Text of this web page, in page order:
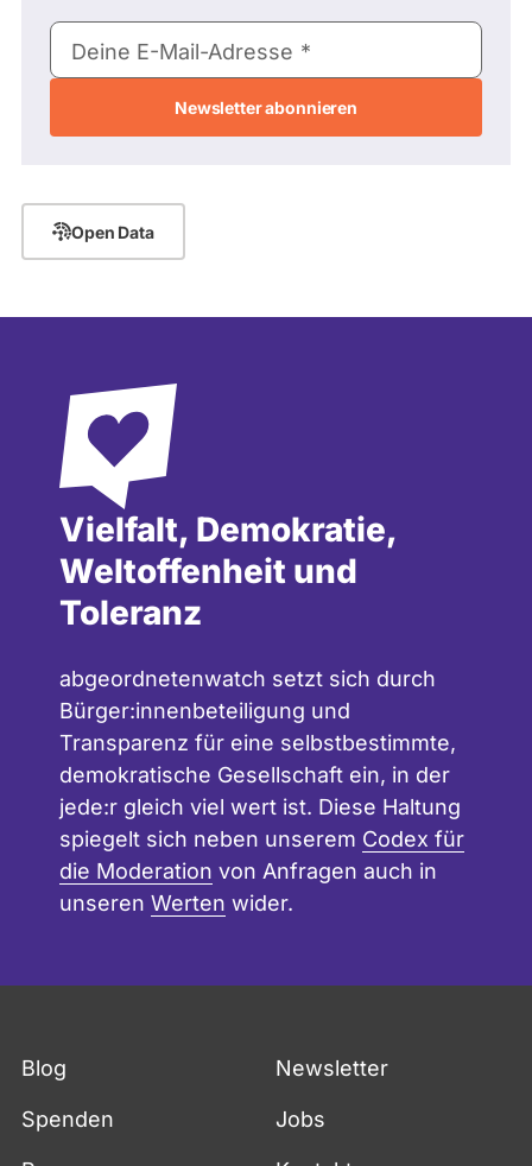
E-
Mail-
Deine E-Mail-Adresse
Open Data
Vielfalt, Demokratie,
Weltoffenheit und
Toleranz
abgeordnetenwatch setzt sich durch
Bürger:innenbeteiligung und
Transparenz für eine selbstbestimmte,
demokratische Gesellschaft ein, in der
jede:r gleich viel wert ist. Diese Haltung
spiegelt sich neben unserem Codex für
die Moderation von Anfragen auch in
unseren Werten wider.
Blog Newsletter
Spenden Jobs